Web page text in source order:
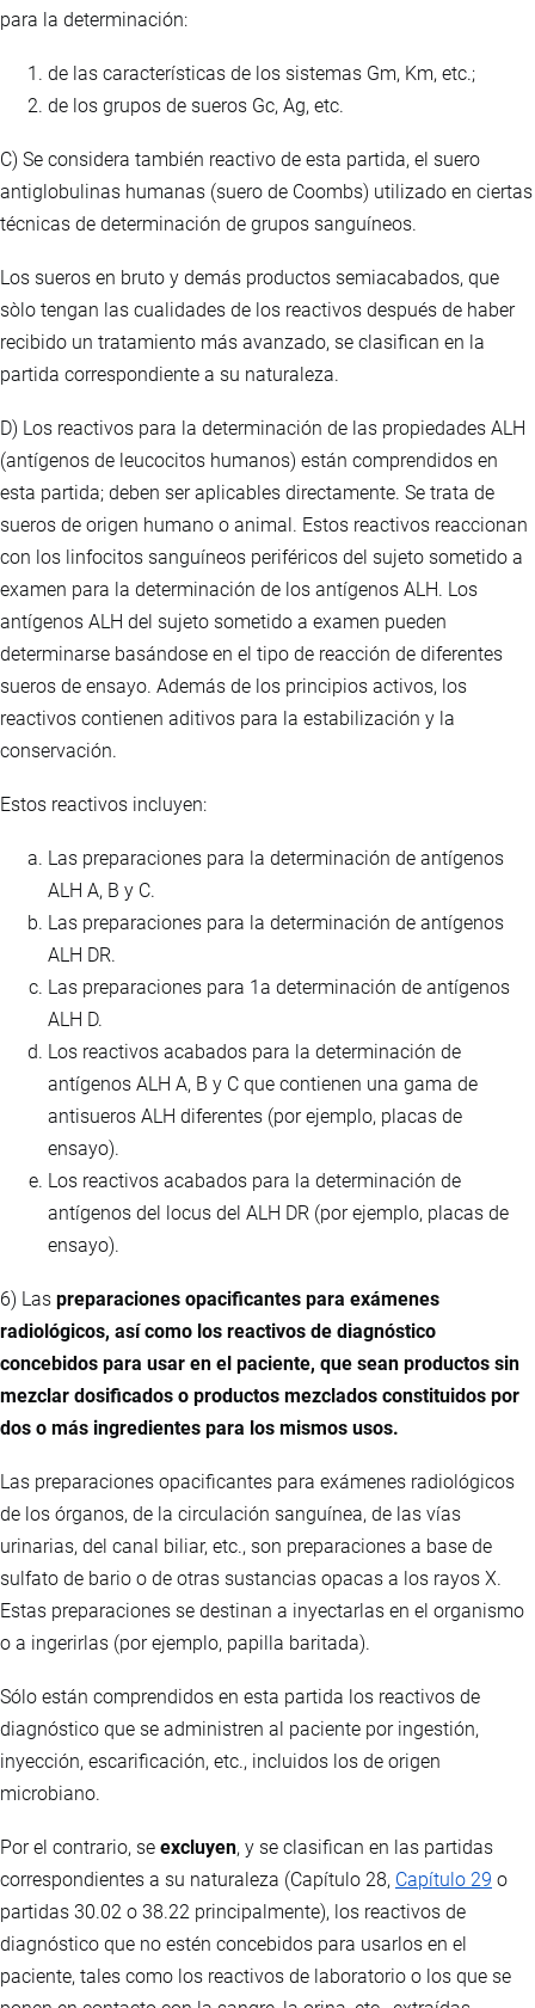
para la determinación:
de las características de los sistemas Gm, Km, etc.;
de los grupos de sueros Gc, Ag, etc.
C) Se considera también reactivo de esta partida, el suero
antiglobulinas humanas (suero de Coombs) utilizado en ciertas
técnicas de determinación de grupos sanguíneos.
Los sueros en bruto y demás productos semiacabados, que
sòlo tengan las cualidades de los reactivos después de haber
recibido un tratamiento más avanzado, se clasifican en la
partida correspondiente a su naturaleza.
D) Los reactivos para la determinación de las propiedades ALH
(antígenos de leucocitos humanos) están comprendidos en
esta partida; deben ser aplicables directamente. Se trata de
sueros de origen humano o animal. Estos reactivos reaccionan
con los linfocitos sanguíneos periféricos del sujeto sometido a
examen para la determinación de los antígenos ALH. Los
antígenos ALH del sujeto sometido a examen pueden
determinarse basándose en el tipo de reacción de diferentes
sueros de ensayo. Además de los principios activos, los
reactivos contienen aditivos para la estabilización y la
conservación.
Estos reactivos incluyen:
Las preparaciones para la determinación de antígenos
ALH A, B y C.
Las preparaciones para la determinación de antígenos
ALH DR.
Las preparaciones para 1a determinación de antígenos
ALH D.
Los reactivos acabados para la determinación de
antígenos ALH A, B y C que contienen una gama de
antisueros ALH diferentes (por ejemplo, placas de
ensayo).
Los reactivos acabados para la determinación de
antígenos del locus del ALH DR (por ejemplo, placas de
ensayo).
6) Las preparaciones opacificantes para exámenes
radiológicos, así como los reactivos de diagnóstico
concebidos para usar en el paciente, que sean productos sin
mezclar dosificados o productos mezclados constituidos por
dos o más ingredientes para los mismos usos.
Las preparaciones opacificantes para exámenes radiológicos
de los órganos, de la circulación sanguínea, de las vías
urinarias, del canal biliar, etc., son preparaciones a base de
sulfato de bario o de otras sustancias opacas a los rayos X.
Estas preparaciones se destinan a inyectarlas en el organismo
o a ingerirlas (por ejemplo, papilla baritada).
Sólo están comprendidos en esta partida los reactivos de
diagnóstico que se administren al paciente por ingestión,
inyección, escarificación, etc., incluidos los de origen
microbiano.
Por el contrario, se excluyen, y se clasifican en las partidas
correspondientes a su naturaleza (Capítulo 28, Capítulo 29 o
partidas 30.02 o 38.22 principalmente), los reactivos de
diagnóstico que no estén concebidos para usarlos en el
paciente, tales como los reactivos de laboratorio o los que se